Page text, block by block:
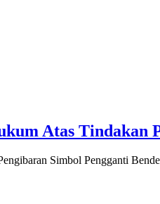
Atas Tindakan
Simbol Pengganti